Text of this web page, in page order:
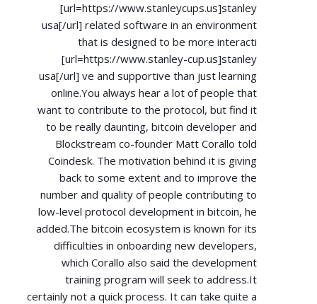
[url=https://www.stanleycups.us]stanley
usa[/url] related software in an environment
that is designed to be more interacti
[url=https://www.stanley-cup.us]stanley
usa[/url] ve and supportive than just learning
online.You always hear a lot of people that
want to contribute to the protocol, but find it
to be really daunting, bitcoin developer and
Blockstream co-founder Matt Corallo told
Coindesk. The motivation behind it is giving
back to some extent and to improve the
number and quality of people contributing to
low-level protocol development in bitcoin, he
added.The bitcoin ecosystem is known for its
difficulties in onboarding new developers,
which Corallo also said the development
training program will seek to address.It
certainly not a quick process. It can take quite a